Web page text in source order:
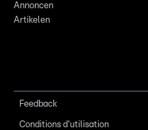
Annoncen
Artikelen
Feedback
Conditions d'utilisation